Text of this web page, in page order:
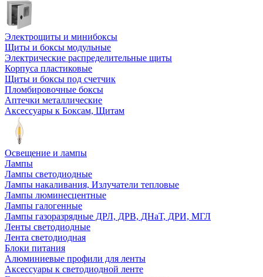
Электрощиты и минибоксы
Щиты и боксы модульные
Электрические распределительные щиты
Корпуса пластиковые
Щиты и боксы под счетчик
Пломбировочные боксы
Аптечки металлические
Аксессуары к Боксам, Щитам
Освещение и лампы
Лампы
Лампы светодиодные
Лампы накаливания, Излучатели тепловые
Лампы люминесцентные
Лампы галогенные
Лампы газоразрядные ДРЛ, ДРВ, ДНаТ, ДРИ, МГЛ
Ленты светодиодные
Лента светодиодная
Блоки питания
Алюминиевые профили для ленты
Аксессуары к светодиодной ленте